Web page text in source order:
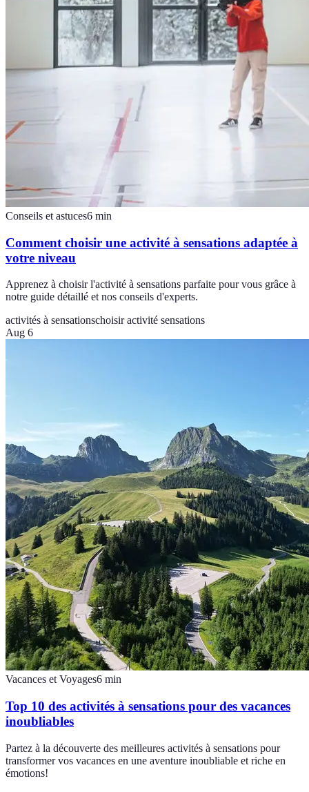
Conseils et astuces6 min
Comment choisir une activité à sensations adaptée à
votre niveau
Apprenez à choisir l'activité à sensations parfaite pour vous grâce à
notre guide détaillé et nos conseils d'experts.
activités à sensationschoisir activité sensations
Aug 6
Vacances et Voyages6 min
Top 10 des activités à sensations pour des vacances
inoubliables
Partez à la découverte des meilleures activités à sensations pour
transformer vos vacances en une aventure inoubliable et riche en
émotions!